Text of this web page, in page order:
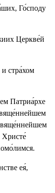
Го́споду
Церкве́й
стра́хом
Патриа́рхе
Христе́
ея́,